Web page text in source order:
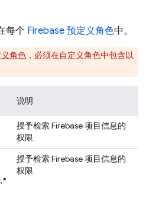
每个 Firebase 预定义角色中。
角色 ，必须在自定义角色中包含以
说明
授予检索 Firebase 项目信息的
权限
授予检索 Firebase 项目信息的
权限